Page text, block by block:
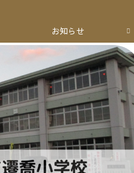
お知らせ